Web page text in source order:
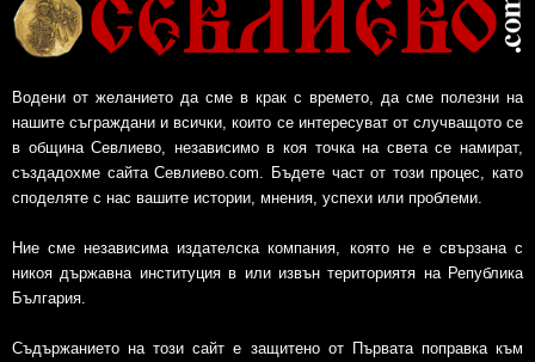
Водени от желанието да сме в крак с времето, да сме полезни на
нашите съграждани и всички, които се интересуват от случващото се
в община Севлиево, независимо в коя точка на света се намират,
създадохме сайта Севлиево.com. Бъдете част от този процес, като
споделяте с нас вашите истории, мнения, успехи или проблеми.
Ние сме независима издателска компания, която не е свързана с
никоя държавна институция в или извън териториятя на Република
България.
Съдържанието на този сайт е защитено от Първата поправка към